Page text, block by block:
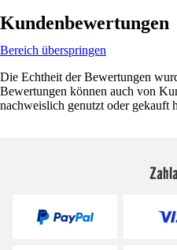
Kundenbewertungen
Bereich überspringen
Die Echtheit der Bewertungen
Bewertungen können auch von
nachweislich genutzt oder gekauft